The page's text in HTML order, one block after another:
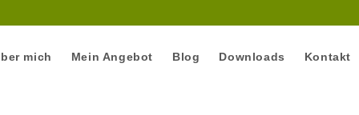
mich Mein Angebot Blog Downloads Kontakt